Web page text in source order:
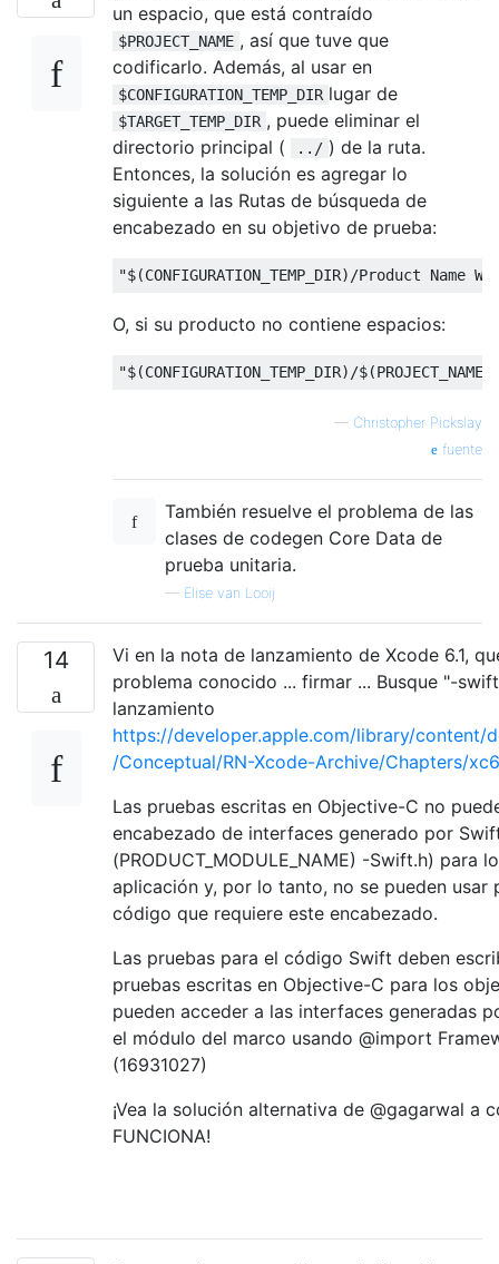
un espacio, que está contraído
$PROJECT_NAME , así que tuve que
codificarlo. Además, al usar en
$CONFIGURATION_TEMP_DIR lugar de
$TARGET_TEMP_DIR , puede eliminar el
directorio principal (
../ ) de la ruta.
Entonces, la solución es agregar lo
siguiente a las Rutas de búsqueda de
encabezado en su objetivo de prueba:
"$(CONFIGURATION_TEMP_DIR)/Product
O, si su producto no contiene espacios:
"$(CONFIGURATION_TEMP_DIR)/
— Christopher Pickslay
fuente
También resuelve el problema de las
clases de codegen Core Data de
prueba unitaria.
— Elise van Looij
14
Vi en la nota de lanzamiento de Xcode 6.1,
problema conocido ... firmar ... Busque "-
lanzamiento
https://developer.apple.com/library/content/
/Conceptual/RN-Xcode-Archive/Chapters/
Las pruebas escritas en Objective-C no
encabezado de interfaces generado por
(PRODUCT_MODULE_NAME) -Swift.h) para
aplicación y, por lo tanto, no se pueden usar
código que requiere este encabezado.
Las pruebas para el código Swift deben
pruebas escritas en Objective-C para los
pueden acceder a las interfaces generadas
el módulo del marco usando @import
(16931027)
¡Vea la solución alternativa de @gagarwal a
FUNCIONA!